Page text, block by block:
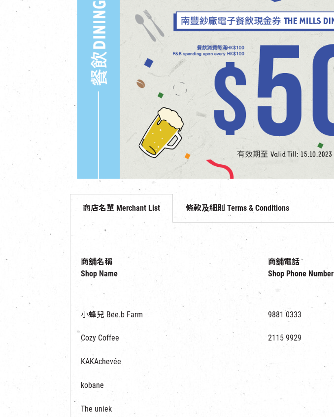
商店名單 Merchant List 條款及細則 Terms & Conditions
商舖名稱
Shop Name
商舖電話
Shop Phone Number
小蜂兒 Bee.b Farm 9881 0333
Cozy Coffee 2115 9929
KAKAchevée
kobane
The uniek